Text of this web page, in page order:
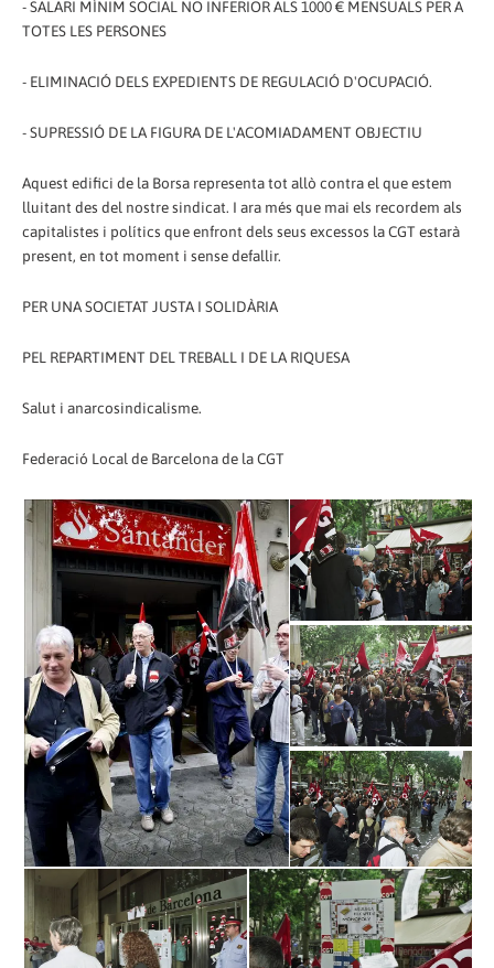
- SALARI MÍNIM SOCIAL NO INFERIOR ALS 1000 € MENSUALS PER A
TOTES LES PERSONES
- ELIMINACIÓ DELS EXPEDIENTS DE REGULACIÓ D'OCUPACIÓ.
- SUPRESSIÓ DE LA FIGURA DE L'ACOMIADAMENT OBJECTIU
Aquest edifici de la Borsa representa tot allò contra el que estem
lluitant des del nostre sindicat. I ara més que mai els recordem als
capitalistes i polítics que enfront dels seus excessos la CGT estarà
present, en tot moment i sense defallir.
PER UNA SOCIETAT JUSTA I SOLIDÀRIA
PEL REPARTIMENT DEL TREBALL I DE LA RIQUESA
Salut i anarcosindicalisme.
Federació Local de Barcelona de la CGT